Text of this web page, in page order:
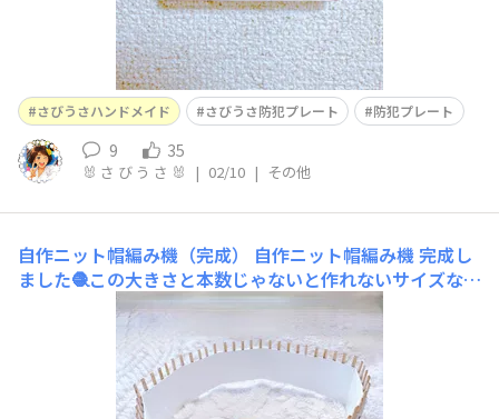
さびうさハンドメイド さびうさ防犯プレート 防犯プレート
9 35
🐰 さ び う さ 🐰 | 02/10 | その他
自作ニット帽編み機（完成）
自作ニット帽編み機 完成し
ました🧶この大きさと本数じゃないと作れないサイズなの
で、手作り感 満載で見ためは悪いけど、この編み機で帽
子を作りたいと思います😊また出来たら投稿しますので
（多分早くて今年後半）見てくださったら嬉しいです😊
前回コメントくださった皆さん、その節は ありがとうご
ざいました😊